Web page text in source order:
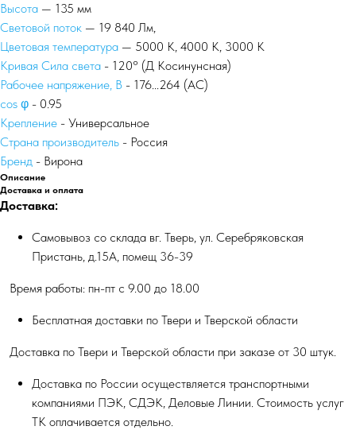
Высота — 135 мм
Световой поток — 19 840 Лм,
Цветовая температура — 5000 К, 4000 К, 3000 К
Кривая Сила света - 120° (Д Косинунсная)
Рабочее напряжение, В - 176...264 (AС)
сos φ - 0.95
Крепление - Универсальное
Страна производитель - Россия
Бренд - Вирона
Описание
Доставка и оплата
Доставка:
Самовывоз со склада вг. Тверь, ул. Серебряковская
Пристань, д.15А, помещ 36-39
Время работы: пн-пт с 9.00 до 18.00
Бесплатная доставки по Твери и Тверской области
Доставка по Твери и Тверской области при заказе от 30 штук.
Доставка по России осуществляется транспортными
компаниями ПЭК, СДЭК, Деловые Линии. Стоимость услуг
ТК оплачивается отдельно.